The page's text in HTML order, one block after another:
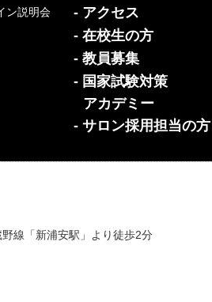
ン説明会
- アクセス
- 在校生の方
- 教員募集
- 国家試験対策
アカデミー
- サロン採用担当の方
線「新浦安駅」より徒歩2分